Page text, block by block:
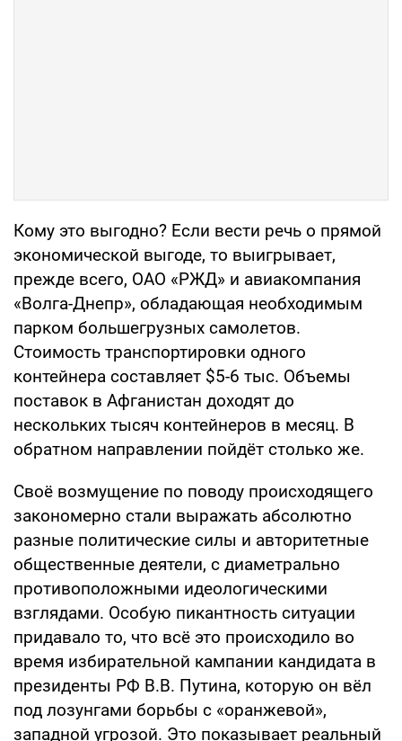
Кому это выгодно? Если вести речь о прямой
экономической выгоде, то выигрывает,
прежде всего, ОАО «РЖД» и авиакомпания
«Волга-Днепр», обладающая необходимым
парком большегрузных самолетов.
Стоимость транспортировки одного
контейнера составляет $5-6 тыс. Объемы
поставок в Афганистан доходят до
нескольких тысяч контейнеров в месяц. В
обратном направлении пойдёт столько же.
Своё возмущение по поводу происходящего
закономерно стали выражать абсолютно
разные политические силы и авторитетные
общественные деятели, с диаметрально
противоположными идеологическими
взглядами. Особую пикантность ситуации
придавало то, что всё это происходило во
время избирательной кампании кандидата в
президенты РФ В.В. Путина, которую он вёл
под лозунгами борьбы с «оранжевой»,
западной угрозой. Это показывает реальный